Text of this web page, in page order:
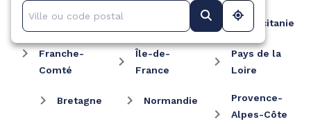
Franche-
Comté
Bretagne
Île-de-
France
Normandie
Occitanie
Pays de la
Loire
Provence-
Alpes-Côte